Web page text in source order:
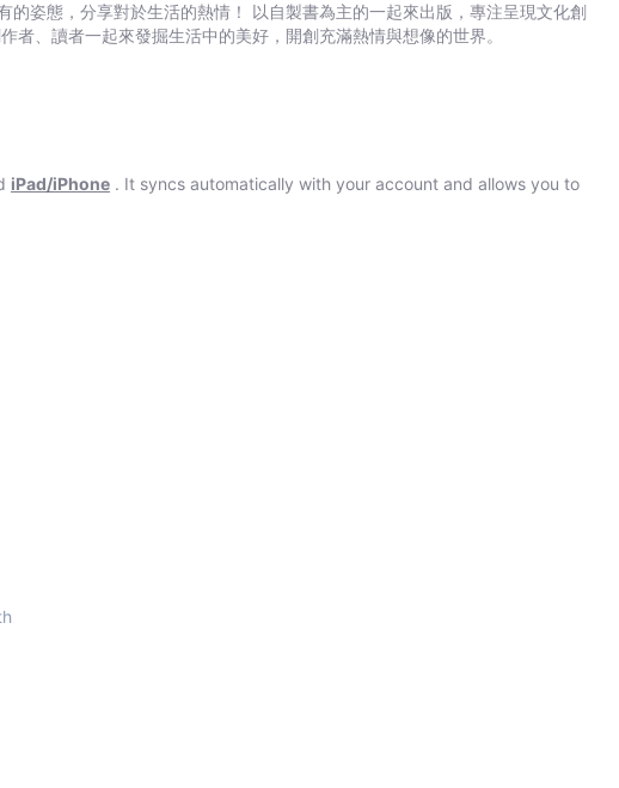
富有趣的架構，就是要讓你愛上健身！ ❸教練,心理師,醫師,上司想對你說
的姿態，分享對於生活的熱情！ 以自製書為主的一起來出版，專注呈現文化創
者、讀者一起來發掘生活中的美好，開創充滿熱情與想像的世界。
iPad/iPhone . It syncs automatically with your account and allows you to